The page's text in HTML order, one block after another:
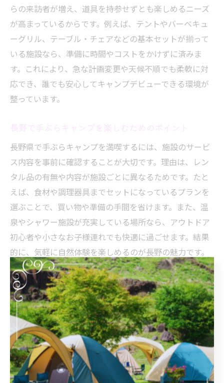
らの来訪者が増え、道具を持参せずとも楽しめるニーズ
が高まっているからです。例えば、テントやバーベキュ
ーグリル、テーブル・チェアなどの基本セットが揃って
いる施設なら、準備に時間やコストをかけずに済みま
す。これにより、急な計画変更や天候不順でも柔軟に対
応でき、誰でも安心してキャンプデビューできる環境が
整っています。
長野県で手ぶらキャンプを満喫するには、施設のサービ
ス内容を事前に確認することが大切です。理由は、レン
タル品の有無や内容が施設ごとに異なるためです。たと
えば、食材や調理器具までセットになっているプランを
選ぶことで、買い物や準備の手間を省けます。また、温
泉やシャワー施設が充実している場所なら、アウトドア
初心者や小さなお子様連れでも快適に過ごせます。結果
的に、気軽に自然体験を楽しめるのが長野の魅力です。
手間いらずのバーベキュー体験が叶う長野のコツ
長野で手間いらずのバーベキューを実現するには、下準
備不要のプランやレンタルサービスを活用するのがコツ
です。なぜなら、食材や炭、調理器具がすべて用意され
ていれば、現地到着後すぐにバーベキューを始められる
からです。例えば、手ぶらプランを選択することで、事
前の買い出しや後片付けのストレスを軽減できます。さ